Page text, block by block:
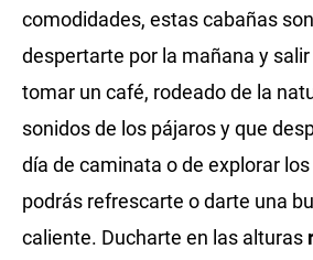
comodidades, estas cabañas
despertarte por la mañana y
tomar un café, rodeado de la
sonidos de los pájaros y que
día de caminata o de explorar
podrás refrescarte o darte una
caliente. Ducharte en las alturas